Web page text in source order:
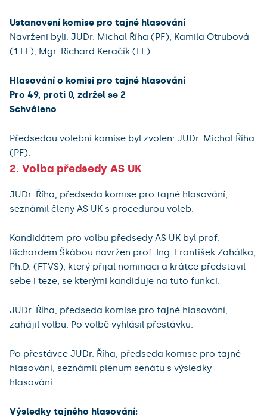
Ustanovení komise pro tajné hlasování
Navrženi byli: JUDr. Michal Říha (PF), Kamila Otrubová
(1.LF), Mgr. Richard Keračík (FF).
Hlasování o komisi pro tajné hlasování
Pro 49, proti 0, zdržel se 2
Schváleno
Předsedou volební komise byl zvolen: JUDr. Michal Říha
(PF).
2. Volba předsedy AS UK
JUDr. Říha, předseda komise pro tajné hlasování,
seznámil členy AS UK s procedurou voleb.
Kandidátem pro volbu předsedy AS UK byl prof.
Richardem Škábou navržen prof. Ing. František Zahálka,
Ph.D. (FTVS), který přijal nominaci a krátce představil
sebe i teze, se kterými kandiduje na tuto funkci.
JUDr. Říha, předseda komise pro tajné hlasování,
zahájil volbu. Po volbě vyhlásil přestávku.
Po přestávce JUDr. Říha, předseda komise pro tajné
hlasování, seznámil plénum senátu s výsledky
hlasování.
Výsledky tajného hlasování: